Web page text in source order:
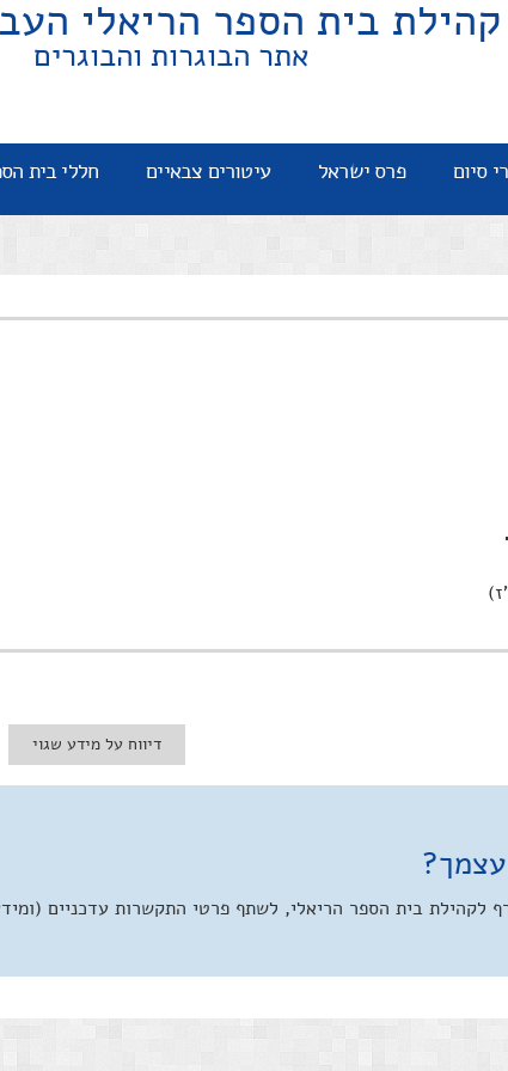
קהילת בית הספר הריאלי
אתר הבוגרות והבוגרים
סיום פרס ישראל עיטורים צבאיים חללי בית
דיווח על מידע שגוי
לקהילת בית הספר הריאלי, לשתף פרטי התקשרות עדכניים